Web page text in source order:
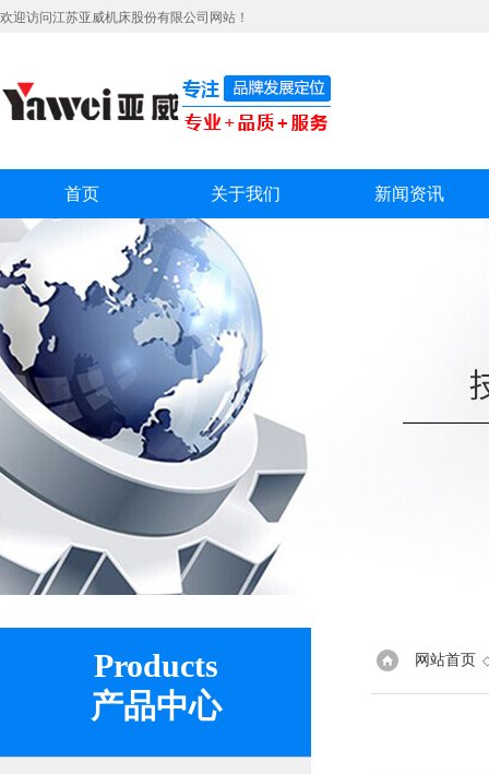
欢迎访问江苏亚威机床股份有限公司网站！
首页 关于我们 新闻资讯
Products
产品中心
网站首页